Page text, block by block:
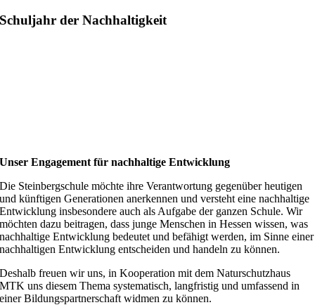
Schuljahr der Nachhaltigkeit
Unser Engagement für nachhaltige Entwicklung
Die Steinbergschule möchte ihre Verantwortung gegenüber heutigen
und künftigen Generationen anerkennen und versteht eine nachhaltige
Entwicklung insbesondere auch als Aufgabe der ganzen Schule. Wir
möchten dazu beitragen, dass junge Menschen in Hessen wissen, was
nachhaltige Entwicklung bedeutet und befähigt werden, im Sinne einer
nachhaltigen Entwicklung entscheiden und handeln zu können.
Deshalb freuen wir uns, in Kooperation mit dem Naturschutzhaus
MTK uns diesem Thema systematisch, langfristig und umfassend in
einer Bildungspartnerschaft widmen zu können.